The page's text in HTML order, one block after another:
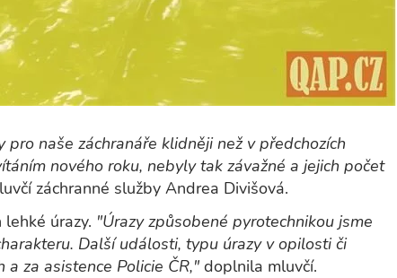
naše záchranáře klidněji než v předchozích
nového roku, nebyly tak závažné a jejich počet
záchranné služby Andrea Divišová.
úrazy. "Úrazy způsobené pyrotechnikou jsme
Další události, typu úrazy v opilosti či
za asistence Policie ČR," doplnila mluvčí.